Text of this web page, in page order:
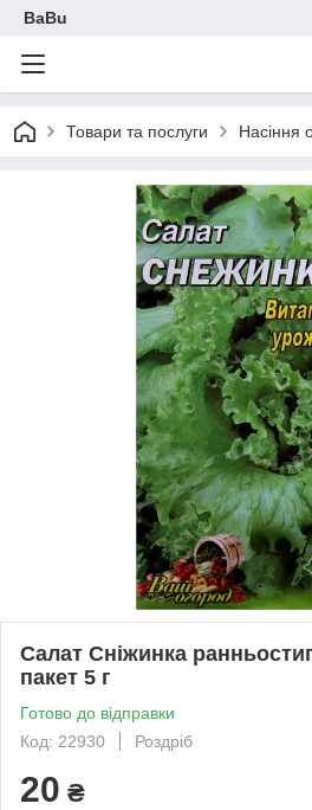
BaBu
Товари та послуги Насіння
Салат Сніжинка
пакет 5 г
Готово до відправки
Код: 22930
Роздріб
20 ₴